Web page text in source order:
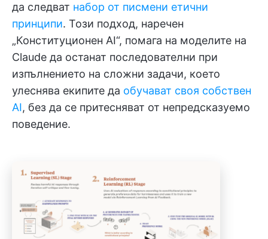
да следват набор от писмени етични
принципи. Този подход, наречен
„Конституционен AI“, помага на моделите на
Claude да останат последователни при
изпълнението на сложни задачи, което
улеснява екипите да обучават своя собствен
AI, без да се притесняват от непредсказуемо
поведение.